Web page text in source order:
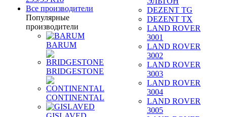
Все производители
Популярные
производители
BARUM
BRIDGESTONE
CONTINENTAL
DEZENT TG
DEZENT TX
LAND ROVER
3001
LAND ROVER
3002
LAND ROVER
3003
LAND ROVER
3004
LAND ROVER
3005